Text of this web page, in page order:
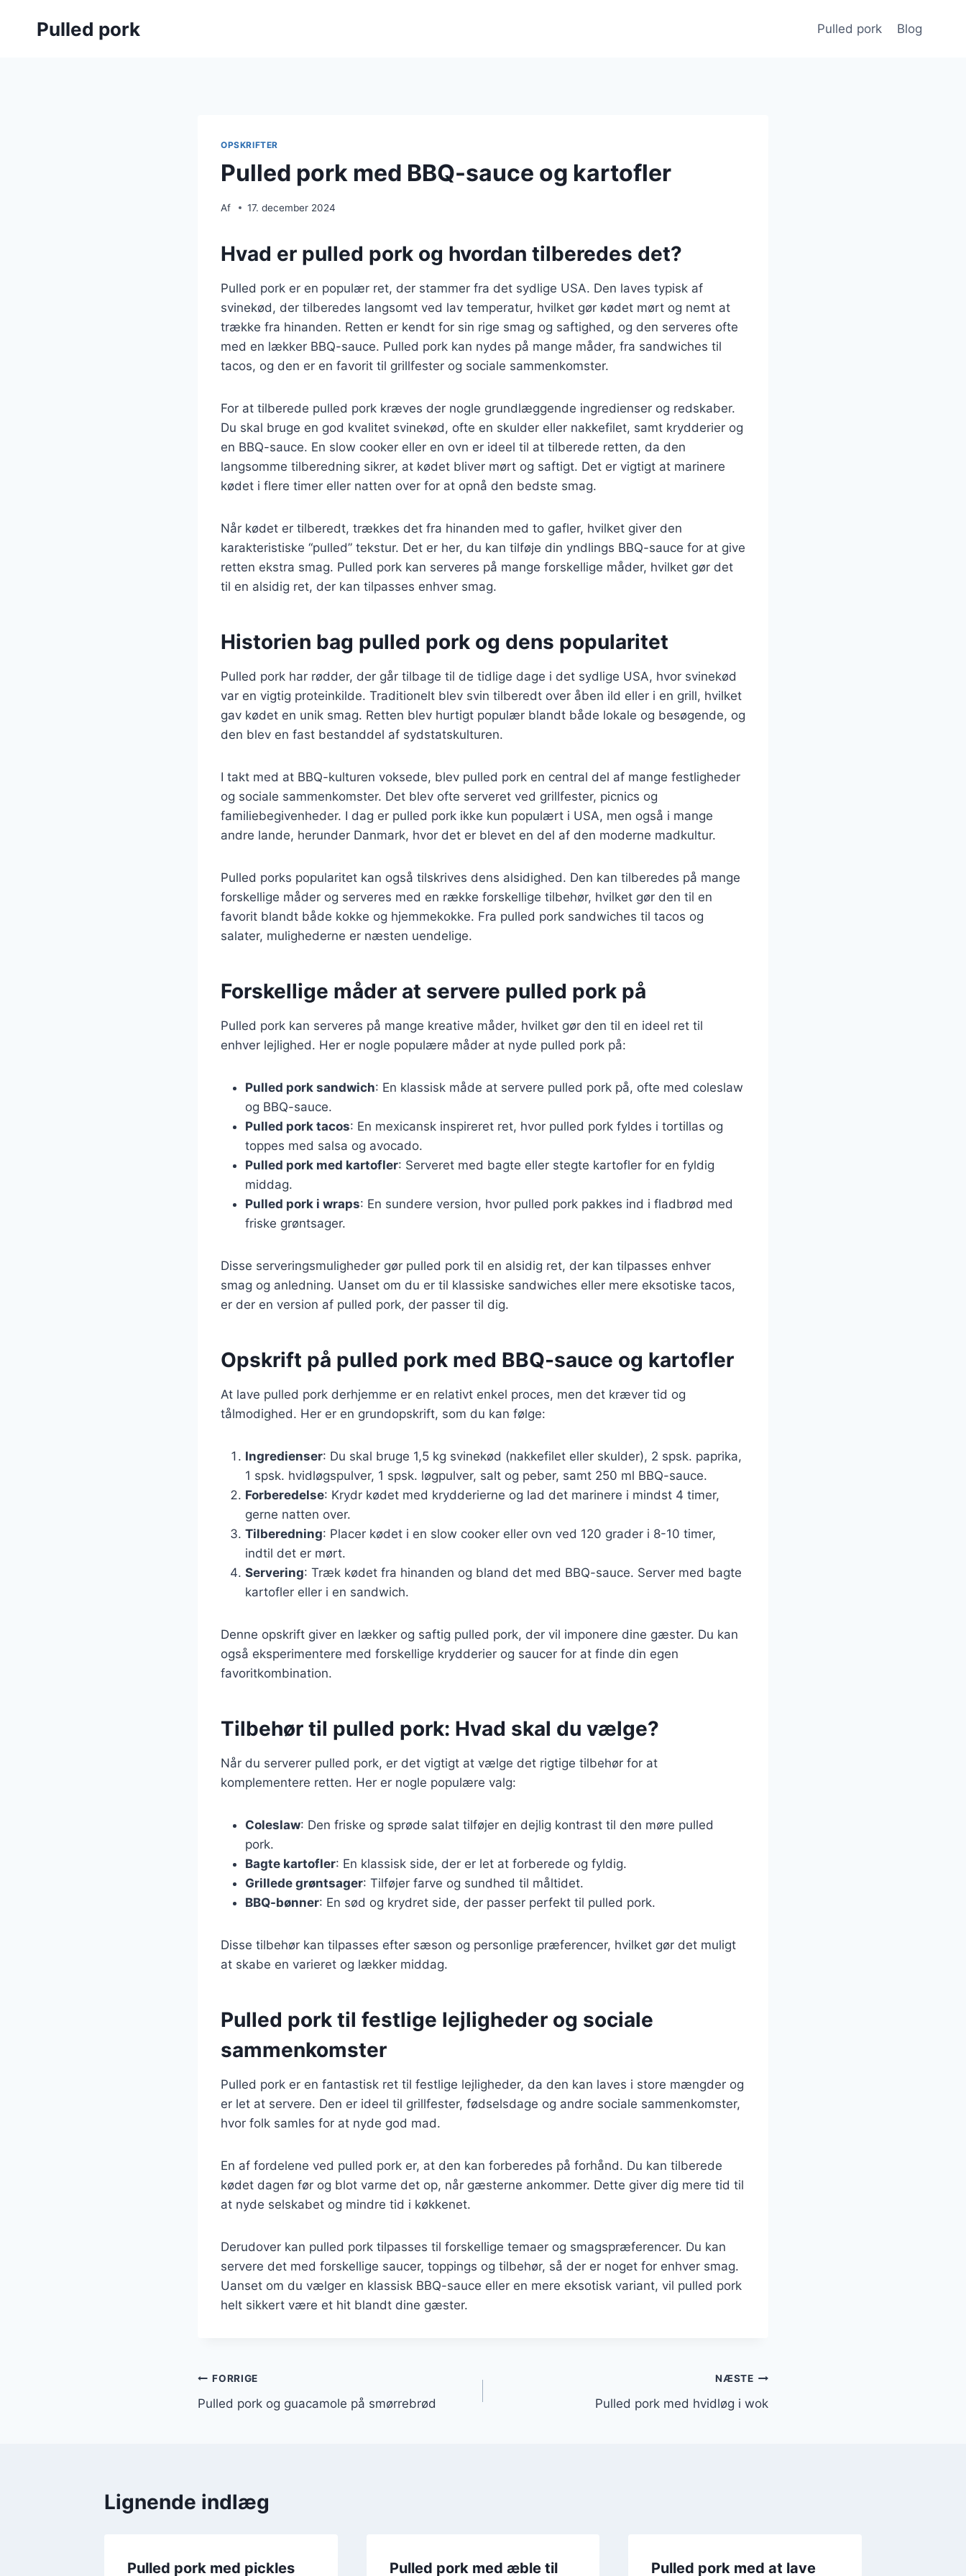
Pulled pork Pulled pork Blog
OPSKRIFTER
Pulled pork med BBQ-sauce og kartofler
Af 17. december 2024
Hvad er pulled pork og hvordan tilberedes det?
Pulled pork er en populær ret, der stammer fra det sydlige USA. Den laves typisk af
svinekød, der tilberedes langsomt ved lav temperatur, hvilket gør kødet mørt og nemt at
trække fra hinanden. Retten er kendt for sin rige smag og saftighed, og den serveres ofte
med en lækker BBQ-sauce. Pulled pork kan nydes på mange måder, fra sandwiches til
tacos, og den er en favorit til grillfester og sociale sammenkomster.
For at tilberede pulled pork kræves der nogle grundlæggende ingredienser og redskaber.
Du skal bruge en god kvalitet svinekød, ofte en skulder eller nakkefilet, samt krydderier og
en BBQ-sauce. En slow cooker eller en ovn er ideel til at tilberede retten, da den
langsomme tilberedning sikrer, at kødet bliver mørt og saftigt. Det er vigtigt at marinere
kødet i flere timer eller natten over for at opnå den bedste smag.
Når kødet er tilberedt, trækkes det fra hinanden med to gafler, hvilket giver den
karakteristiske “pulled” tekstur. Det er her, du kan tilføje din yndlings BBQ-sauce for at give
retten ekstra smag. Pulled pork kan serveres på mange forskellige måder, hvilket gør det
til en alsidig ret, der kan tilpasses enhver smag.
Historien bag pulled pork og dens popularitet
Pulled pork har rødder, der går tilbage til de tidlige dage i det sydlige USA, hvor svinekød
var en vigtig proteinkilde. Traditionelt blev svin tilberedt over åben ild eller i en grill, hvilket
gav kødet en unik smag. Retten blev hurtigt populær blandt både lokale og besøgende, og
den blev en fast bestanddel af sydstatskulturen.
I takt med at BBQ-kulturen voksede, blev pulled pork en central del af mange festligheder
og sociale sammenkomster. Det blev ofte serveret ved grillfester, picnics og
familiebegivenheder. I dag er pulled pork ikke kun populært i USA, men også i mange
andre lande, herunder Danmark, hvor det er blevet en del af den moderne madkultur.
Pulled porks popularitet kan også tilskrives dens alsidighed. Den kan tilberedes på mange
forskellige måder og serveres med en række forskellige tilbehør, hvilket gør den til en
favorit blandt både kokke og hjemmekokke. Fra pulled pork sandwiches til tacos og
salater, mulighederne er næsten uendelige.
Forskellige måder at servere pulled pork på
Pulled pork kan serveres på mange kreative måder, hvilket gør den til en ideel ret til
enhver lejlighed. Her er nogle populære måder at nyde pulled pork på:
Pulled pork sandwich: En klassisk måde at servere pulled pork på, ofte med coleslaw
og BBQ-sauce.
Pulled pork tacos: En mexicansk inspireret ret, hvor pulled pork fyldes i tortillas og
toppes med salsa og avocado.
Pulled pork med kartofler: Serveret med bagte eller stegte kartofler for en fyldig
middag.
Pulled pork i wraps: En sundere version, hvor pulled pork pakkes ind i fladbrød med
friske grøntsager.
Disse serveringsmuligheder gør pulled pork til en alsidig ret, der kan tilpasses enhver
smag og anledning. Uanset om du er til klassiske sandwiches eller mere eksotiske tacos,
er der en version af pulled pork, der passer til dig.
Opskrift på pulled pork med BBQ-sauce og kartofler
At lave pulled pork derhjemme er en relativt enkel proces, men det kræver tid og
tålmodighed. Her er en grundopskrift, som du kan følge:
Ingredienser: Du skal bruge 1,5 kg svinekød (nakkefilet eller skulder), 2 spsk. paprika,
1 spsk. hvidløgspulver, 1 spsk. løgpulver, salt og peber, samt 250 ml BBQ-sauce.
Forberedelse: Krydr kødet med krydderierne og lad det marinere i mindst 4 timer,
gerne natten over.
Tilberedning: Placer kødet i en slow cooker eller ovn ved 120 grader i 8-10 timer,
indtil det er mørt.
Servering: Træk kødet fra hinanden og bland det med BBQ-sauce. Server med bagte
kartofler eller i en sandwich.
Denne opskrift giver en lækker og saftig pulled pork, der vil imponere dine gæster. Du kan
også eksperimentere med forskellige krydderier og saucer for at finde din egen
favoritkombination.
Tilbehør til pulled pork: Hvad skal du vælge?
Når du serverer pulled pork, er det vigtigt at vælge det rigtige tilbehør for at
komplementere retten. Her er nogle populære valg:
Coleslaw: Den friske og sprøde salat tilføjer en dejlig kontrast til den møre pulled
pork.
Bagte kartofler: En klassisk side, der er let at forberede og fyldig.
Grillede grøntsager: Tilføjer farve og sundhed til måltidet.
BBQ-bønner: En sød og krydret side, der passer perfekt til pulled pork.
Disse tilbehør kan tilpasses efter sæson og personlige præferencer, hvilket gør det muligt
at skabe en varieret og lækker middag.
Pulled pork til festlige lejligheder og sociale
sammenkomster
Pulled pork er en fantastisk ret til festlige lejligheder, da den kan laves i store mængder og
er let at servere. Den er ideel til grillfester, fødselsdage og andre sociale sammenkomster,
hvor folk samles for at nyde god mad.
En af fordelene ved pulled pork er, at den kan forberedes på forhånd. Du kan tilberede
kødet dagen før og blot varme det op, når gæsterne ankommer. Dette giver dig mere tid til
at nyde selskabet og mindre tid i køkkenet.
Derudover kan pulled pork tilpasses til forskellige temaer og smagspræferencer. Du kan
servere det med forskellige saucer, toppings og tilbehør, så der er noget for enhver smag.
Uanset om du vælger en klassisk BBQ-sauce eller en mere eksotisk variant, vil pulled pork
helt sikkert være et hit blandt dine gæster.
Indlægsnavigation
FORRIGE
Pulled pork og guacamole på smørrebrød
NÆSTE
Pulled pork med hvidløg i wok
Lignende indlæg
Pulled pork med pickles Pulled pork med æble til Pulled pork med at lave